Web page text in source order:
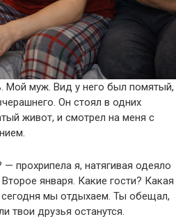
Мой муж. Вид у него был помятый,
Он стоял в одних
живот, и смотрел на меня с
прохрипела я, натягивая одеяло
января. Какие гости? Какая
мы отдыхаем. Ты обещал,
твои друзья останутся.